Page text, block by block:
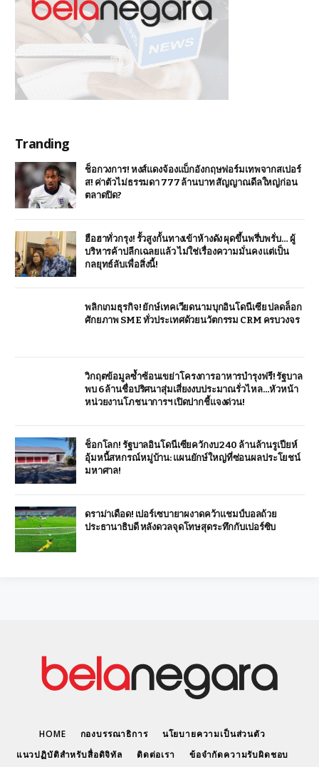
Tranding
ช็อกวงการ! หงส์แดงจ้องแบ็กอังกฤษฟอร์มเทพจากสเปอร์
ส! ค่าตัวไม่ธรรมดา 777 ล้านบาท สัญญาณดีลใหญ่ก่อน
ตลาดปิด?
ฮือฮาทั่วกรุง! รั้วสูงกั้นทางเข้าห้างดัง ผุดขึ้นพรึ่บพรั่บ… ผู้
บริหารค้าปลีกเฉลยแล้ว ไม่ใช่เรื่องความมั่นคง แต่เป็น
กลยุทธ์ลับเพื่อสิ่งนี้!
พลิกเกมธุรกิจ! ยักษ์เทคเวียดนามบุกอินโดนีเซีย ปลดล็อก
ศักยภาพ SME ทั่วประเทศด้วยนวัตกรรม CRM ครบวงจร
วิกฤตข้อมูลซ้ำซ้อนเขย่าโครงการอาหารบำรุงฟรี! รัฐบาล
พบ 6 ล้านชื่อปริศนาสุ่มเสี่ยงงบประมาณรั่วไหล…หัวหน้า
หน่วยงานโภชนาการฯ เปิดปากชี้แจงด่วน!
ช็อกโลก! รัฐบาลอินโดนีเซียควักงบ 240 ล้านล้านรูเปียห์
อุ้มหนี้สหกรณ์หมู่บ้าน: แผนยักษ์ใหญ่ที่ซ่อนผลประโยชน์
มหาศาล!
ดราม่าเดือด! เปอร์เซบายาผงาดคว้าแชมป์บอลถ้วย
ประธานาธิบดี หลังดวลจุดโทษสุดระทึกกับเปอร์ซิบ
HOME กองบรรณาธิการ
นโยบายความเป็นส่วนตัว
แนวปฏิบัติสำหรับสื่อดิจิทัล
ติดต่อเรา ข้อจำกัดความรับผิดชอบ